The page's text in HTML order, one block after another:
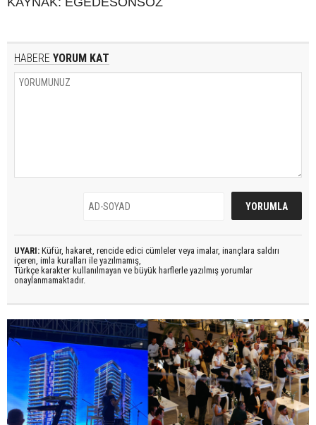
HABERE YORUM KAT
UYARI: Küfür, hakaret, rencide edici cümleler veya imalar, inançlara saldırı
içeren, imla kuralları ile yazılmamış,
Türkçe karakter kullanılmayan ve büyük harflerle yazılmış yorumlar
onaylanmamaktadır.